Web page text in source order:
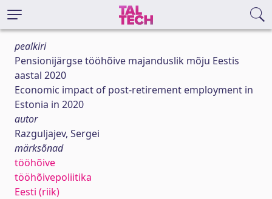
pealkiri
Pensionijärgse tööhõive majanduslik mõju Eestis
aastal 2020
Economic impact of post-retirement employment in
Estonia in 2020
autor
Razguljajev, Sergei
märksõnad
tööhõive
tööhõivepoliitika
Eesti (riik)